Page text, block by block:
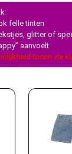
felle tinten
glitter of
aanvoelt
tonen via